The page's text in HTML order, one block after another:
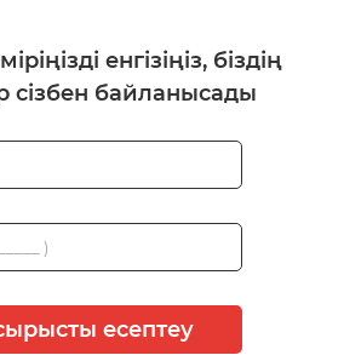
енгізіңіз, біздің
сізбен байланысады
есептеу